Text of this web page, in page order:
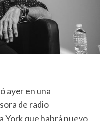
ayer en una
de radio
York que habrá nuevo